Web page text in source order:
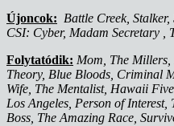
Újoncok: Battle Creek,
CSI: Cyber, Madam Secretary ,
Folytatódik: Mom, The
Theory, Blue Bloods, Criminal
Wife, The Mentalist, Hawaii
Los Angeles, Person of
Boss, The Amazing Race,